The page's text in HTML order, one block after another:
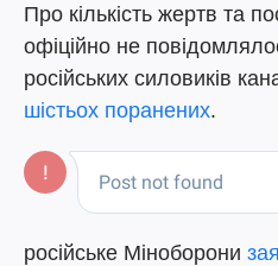
Про кількість жертв та
офіційно не
російських силовиків
шістьох поранених.
російське Міноборони